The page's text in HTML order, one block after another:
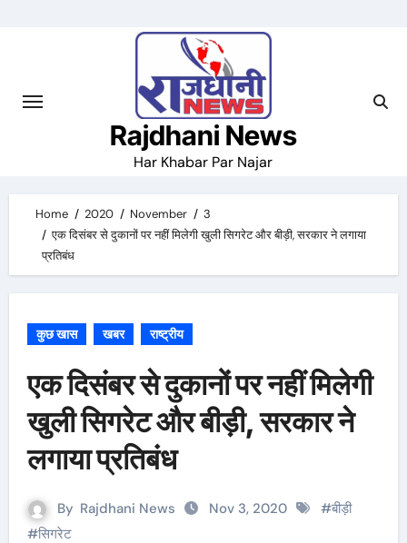
Rajdhani News
Har Khabar Par Najar
Home 2020 November
3
एक दिसंबर से दुकानों पर नहीं मिलेगी खुली सिगरेट और बीड़ी, सरकार ने लगाया
प्रतिबंध
कुछ खास खबर राष्ट्रीय
एक दिसंबर से दुकानों पर नहीं मिलेगी
खुली सिगरेट और बीड़ी, सरकार ने
लगाया प्रतिबंध
By Rajdhani News Nov 3, 2020 #बीड़ी
#सिगरेट